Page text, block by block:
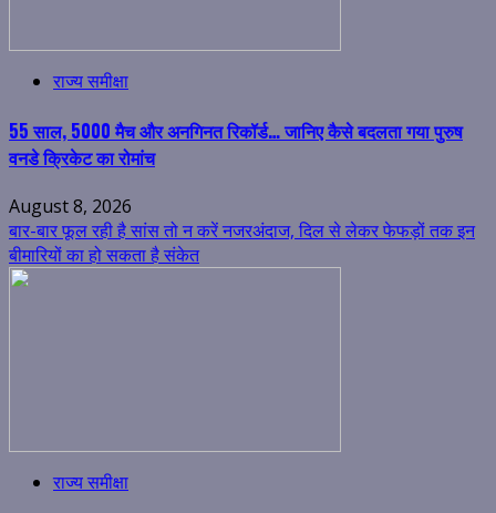
राज्य समीक्षा
55 साल, 5000 मैच और अनगिनत रिकॉर्ड… जानिए कैसे बदलता गया पुरुष
वनडे क्रिकेट का रोमांच
August 8, 2026
बार-बार फूल रही है सांस तो न करें नजरअंदाज, दिल से लेकर फेफड़ों तक इन
बीमारियों का हो सकता है संकेत
राज्य समीक्षा